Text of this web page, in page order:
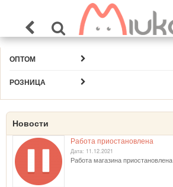
ОПТОМ
РОЗНИЦА
Новости
Работа приостановлена
Дата: 11.12.2021
Работа магазина приостановлена